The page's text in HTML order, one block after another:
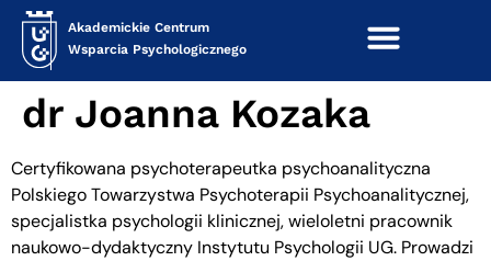
treści
Akademickie Centrum
Wsparcia Psychologicznego
dr Joanna Kozaka
Certyfikowana psychoterapeutka psychoanalityczna
Polskiego Towarzystwa Psychoterapii Psychoanalitycznej,
specjalistka psychologii klinicznej, wieloletni pracownik
naukowo-dydaktyczny Instytutu Psychologii UG. Prowadzi